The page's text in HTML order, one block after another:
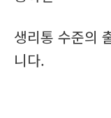
생리통 수준의
니다.